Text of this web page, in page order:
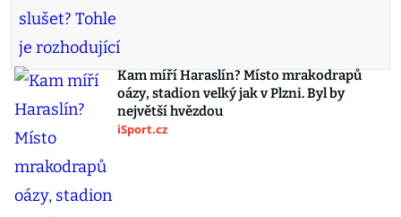
Kam míří Haraslín? Místo mrakodrapů
oázy, stadion velký jak v Plzni. Byl by
největší hvězdou
iSport.cz